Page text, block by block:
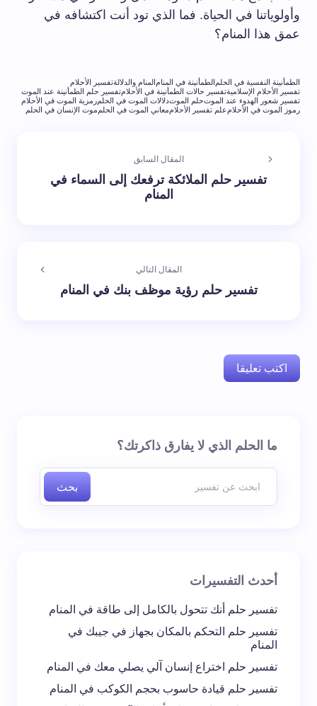
وأولوياتنا في الحياة. فما الذي تود أنت اكتشافه في
عمق هذا المنام؟
الطمأنينة النفسية في الحلم الطمأنينة في المنامالمنام والدلالةتفسير الأحلام
تفسير الأحلام الإسلاميةتفسير حالات الطمأنينة في الأحلامتفسير حلم الطمأنينة عند الموت
تفسير شعور الهدوء عند الموتحلم الموتدلالات الموت في الحلمرمزية الموت في الأحلام
رموز الموت في الأحلامعلم تفسير الأحلاممعاني الموت في الحلم موت الإنسان في الحلم
المقال السابق
تفسير حلم الملائكة ترفعك إلى السماء في
المنام
المقال التالي
تفسير حلم رؤية موظف بنك في المنام
اكتب تعليقا
لن يتم نشر عنوان بريدك الإلكتروني. الحقول الإلزامية مشار
احفظ اسمي والبريد الإلكتروني في هذا المتصفح
ما الحلم الذي لا يفارق ذاكرتك؟
بحث
أحدث التفسيرات
تفسير حلم أنك تتحول بالكامل إلى طاقة في المنام
تفسير حلم التحكم بالمكان بجهاز في جيبك في
المنام
تفسير حلم اختراع إنسان آلي يصلي معك في المنام
تفسير حلم قيادة حاسوب بحجم الكوكب في المنام